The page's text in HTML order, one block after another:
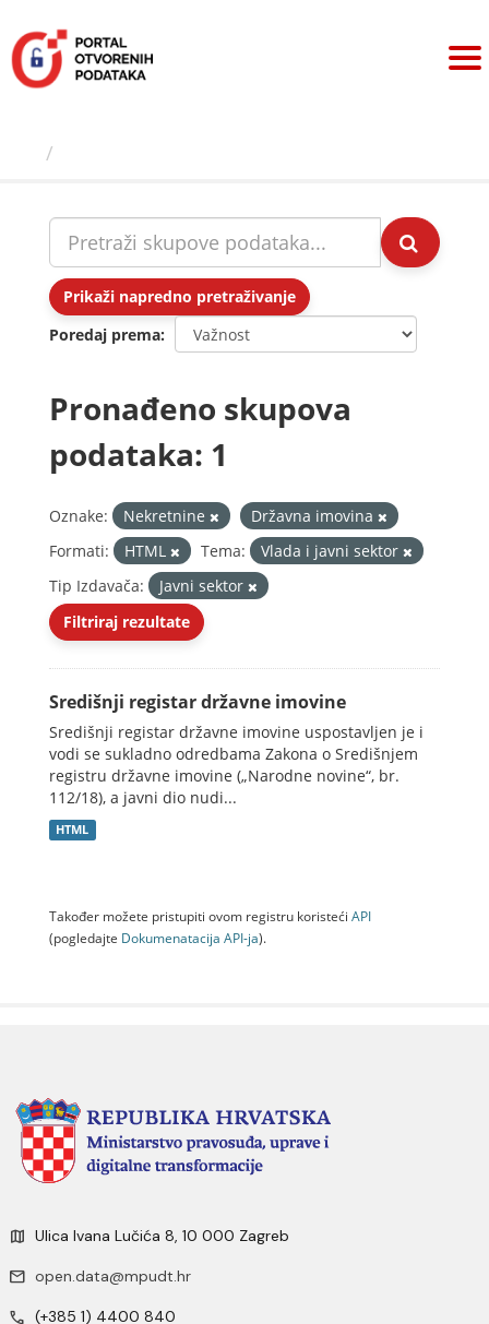
sadržaj
Prikaži napredno pretraživanje
Poredaj prema
Pronađeno skupova
podataka: 1
Oznake: Nekretnine
Državna imovina
Formati:
HTML Tema:
Vlada i javni sektor
Tip Izdavača:
Javni sektor
Filtriraj rezultate
Središnji registar državne imovine
Središnji registar državne imovine uspostavljen je i
vodi se sukladno odredbama Zakona o Središnjem
registru državne imovine („Narodne novine“, br.
112/18), a javni dio nudi...
HTML
Također možete pristupiti ovom registru koristeći API
(pogledajte Dokumenаtаcijа API-jа).